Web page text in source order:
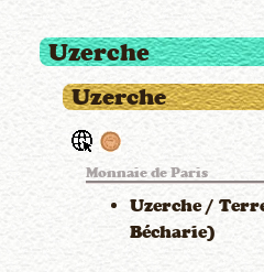
Uzerche
Uzerche
Monnaie de Paris
Uzerche /
Bécharie)